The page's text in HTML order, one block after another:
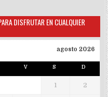
DISFRUTAR EN CUALQUIER
agosto 2026
V S D
1 2